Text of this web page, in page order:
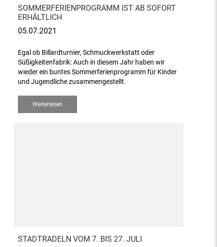
SOMMERFERIENPROGRAMM IST AB SOFORT
ERHÄLTLICH
05.07.2021
Egal ob Billardturnier, Schmuckwerkstatt oder
Süßigkeitenfabrik: Auch in diesem Jahr haben wir
wieder ein buntes Sommerferienprogramm für Kinder
und Jugendliche zusammengestellt.
Weiterlesen
STADTRADELN VOM 7. BIS 27. JULI